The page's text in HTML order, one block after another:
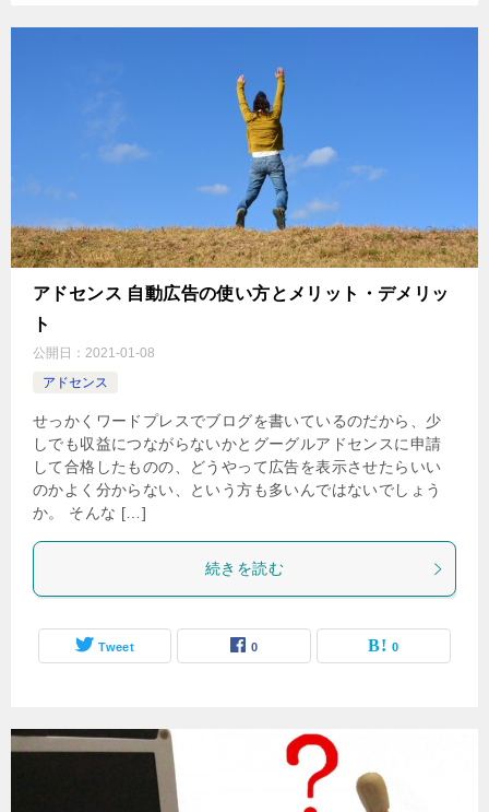
アドセンス 自動広告の使い方とメリット・デメリッ
ト
公開日： 2021-01-08
アドセンス
せっかくワードプレスでブログを書いているのだから、少
しでも収益につながらないかとグーグルアドセンスに申請
して合格したものの、どうやって広告を表示させたらいい
のかよく分からない、という方も多いんではないでしょう
か。 そんな […]
続きを読む
Tweet 0 0